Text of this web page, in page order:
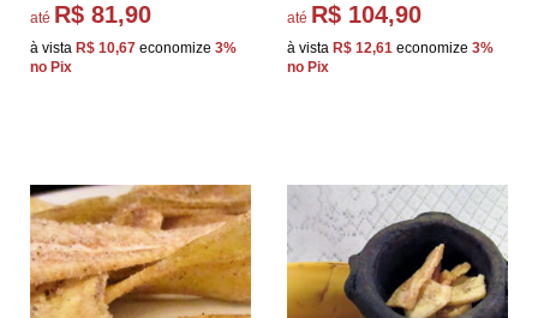
até R$ 81,90
à vista R$ 10,67 economize 3%
no Pix
até R$ 104,90
à vista R$ 12,61 economize 3%
no Pix